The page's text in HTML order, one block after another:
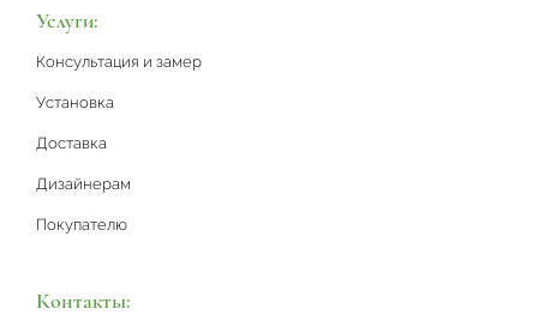
Услуги:
Консультация и замер
Установка
Доставка
Дизайнерам
Покупателю
Контакты: